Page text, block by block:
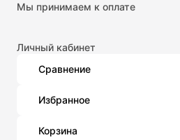
Мы принимаем к оплате
Личный кабинет
Сравнение
Избранное
Корзина